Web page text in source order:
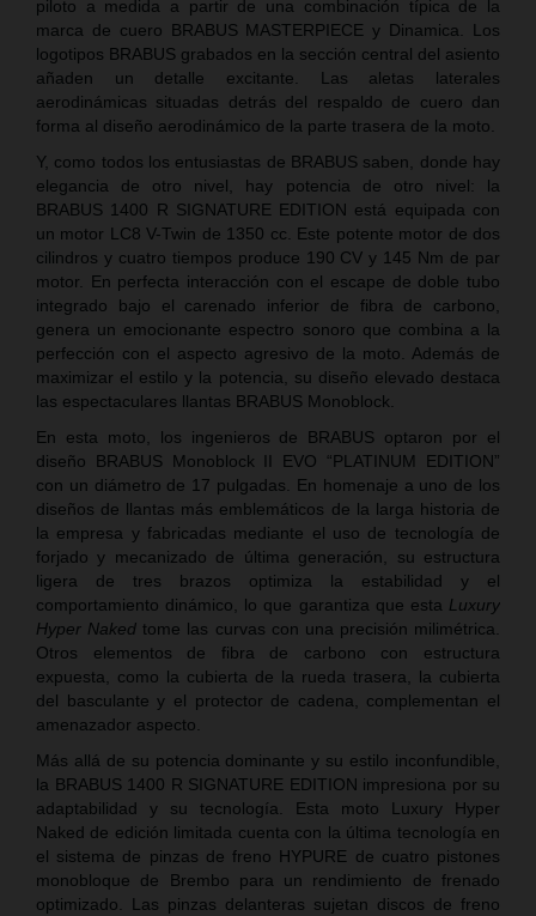
piloto a medida a partir de una combinación típica de la
marca de cuero BRABUS MASTERPIECE y Dinamica. Los
logotipos BRABUS grabados en la sección central del asiento
añaden un detalle excitante. Las aletas laterales
aerodinámicas situadas detrás del respaldo de cuero dan
forma al diseño aerodinámico de la parte trasera de la moto.
Y, como todos los entusiastas de BRABUS saben, donde hay
elegancia de otro nivel, hay potencia de otro nivel: la
BRABUS 1400 R SIGNATURE EDITION está equipada con
un motor LC8 V-Twin de 1350 cc. Este potente motor de dos
cilindros y cuatro tiempos produce 190 CV y 145 Nm de par
motor. En perfecta interacción con el escape de doble tubo
integrado bajo el carenado inferior de fibra de carbono,
genera un emocionante espectro sonoro que combina a la
perfección con el aspecto agresivo de la moto. Además de
maximizar el estilo y la potencia, su diseño elevado destaca
las espectaculares llantas BRABUS Monoblock.
En esta moto, los ingenieros de BRABUS optaron por el
diseño BRABUS Monoblock II EVO “PLATINUM EDITION”
con un diámetro de 17 pulgadas. En homenaje a uno de los
diseños de llantas más emblemáticos de la larga historia de
la empresa y fabricadas mediante el uso de tecnología de
forjado y mecanizado de última generación, su estructura
ligera de tres brazos optimiza la estabilidad y el
comportamiento dinámico, lo que garantiza que esta Luxury
Hyper Naked tome las curvas con una precisión milimétrica.
Otros elementos de fibra de carbono con estructura
expuesta, como la cubierta de la rueda trasera, la cubierta
del basculante y el protector de cadena, complementan el
amenazador aspecto.
Más allá de su potencia dominante y su estilo inconfundible,
la BRABUS 1400 R SIGNATURE EDITION impresiona por su
adaptabilidad y su tecnología. Esta moto Luxury Hyper
Naked de edición limitada cuenta con la última tecnología en
el sistema de pinzas de freno HYPURE de cuatro pistones
monobloque de Brembo para un rendimiento de frenado
optimizado. Las pinzas delanteras sujetan discos de freno